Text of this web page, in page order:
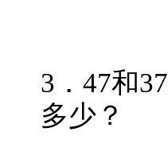
3．47和
多少？